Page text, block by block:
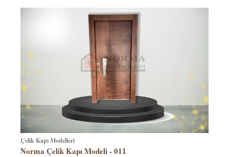
Çelik Kapı Modelleri
Norma Çelik Kapı Modeli - 011